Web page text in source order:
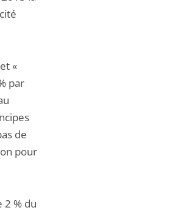
«
par
de
pour
2 % du